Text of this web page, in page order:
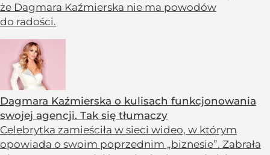
że Dagmara Kaźmierska nie ma powodów
do radości.
Dagmara Kaźmierska o kulisach funkcjonowania
swojej agencji. Tak się tłumaczy
Celebrytka zamieściła w sieci wideo, w którym
opowiada o swoim poprzednim „biznesie”. Zabrała